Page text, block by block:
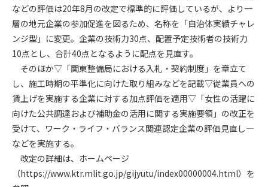
などの評価は20年8月の改定で標準的に評価しているが、より一
層の地元企業の参加促進を図るため、名称を「自治体実績チャレ
ンジ型」に変更。企業の技術力30点、配置予定技術者の技術力
10点とし、合計40点となるように配点を見直す。
そのほか▽「関東整備局における入札・契約制度」を章立て
し、施工時期の平準化に向けた取り組みなどを記載▽従業員への
賃上げを実施する企業に対する加点評価を適用▽「女性の活躍に
向けた公共調達および補助金の活用に関する実施要領」の改正を
受けて、ワーク・ライフ・バランス関連認定企業の評価見直し―
などを実施する。
改定の詳細は、ホームページ
（https://www.ktr.mlit.go.jp/gijyutu/index00000004.html）を
第4条（会員の定義と登録）
1. 管理者は前条により審査の結果、会員申込みをした者が以下
の何れかの項目に該当することがわかった場合、その者の会
員としての権限を承認しないことがあります。
(1) 会員申し込みをした者が実在しなかった場合
(2) 本規約に違反した場合/li>
(3) 会員申し込みの際、申告事項に虚偽があった場合
(4) 会員申込者が管理者所定の手続き通りに会員申込手続き処
理を行わなかった場合
(5) その他管理者が会員とすることを不適当と判断した場合
2. 管理者は承認後であっても承認した会員が前項の何れかに該
当することが判明した場合、会員資格を取り消すことがあり
ます。